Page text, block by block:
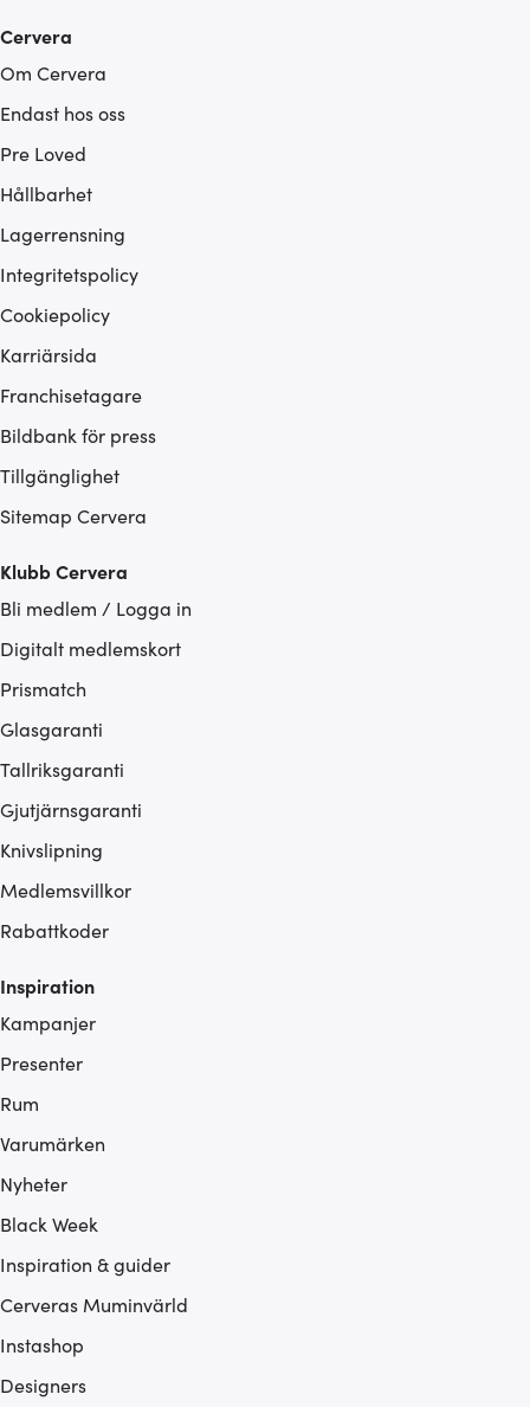
Cervera
Om Cervera
Endast hos oss
Pre Loved
Hållbarhet
Lagerrensning
Integritetspolicy
Cookiepolicy
Karriärsida
Franchisetagare
Bildbank för press
Tillgänglighet
Sitemap Cervera
Klubb Cervera
Bli medlem / Logga in
Digitalt medlemskort
Prismatch
Glasgaranti
Tallriksgaranti
Gjutjärnsgaranti
Knivslipning
Medlemsvillkor
Rabattkoder
Inspiration
Kampanjer
Presenter
Rum
Varumärken
Nyheter
Black Week
Inspiration & guider
Cerveras Muminvärld
Instashop
Designers